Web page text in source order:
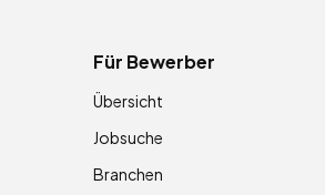
Für Bewerber
Übersicht
Jobsuche
Branchen